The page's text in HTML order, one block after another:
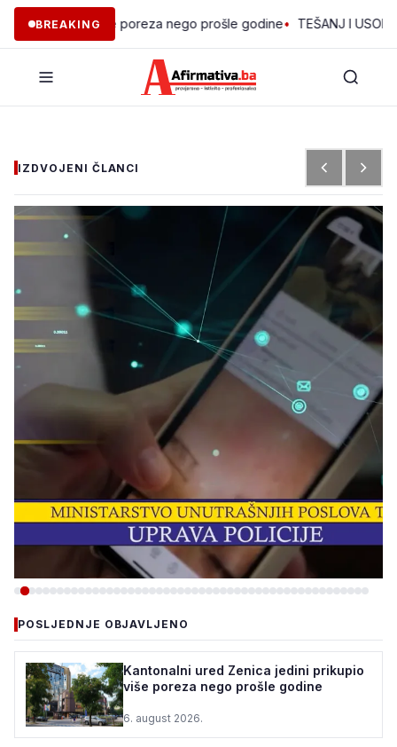
BREAKING
više poreza nego prošle godine • TEŠANJ I USORA
IZDVOJENI ČLANCI
ZBOG INTERNETSKE
PRIJEVARE UHAPŠEN
OSUMNJIČENI, ŠTETA VEĆA
OD 40.000 KM
POSLJEDNJE OBJAVLJENO
Kantonalni ured Zenica jedini prikupio
više poreza nego prošle godine
6. august 2026.